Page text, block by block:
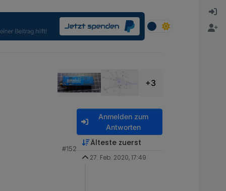
+3
#152
Anmelden zum
Antworten
Älteste zuerst
27. Feb. 2020, 17:49